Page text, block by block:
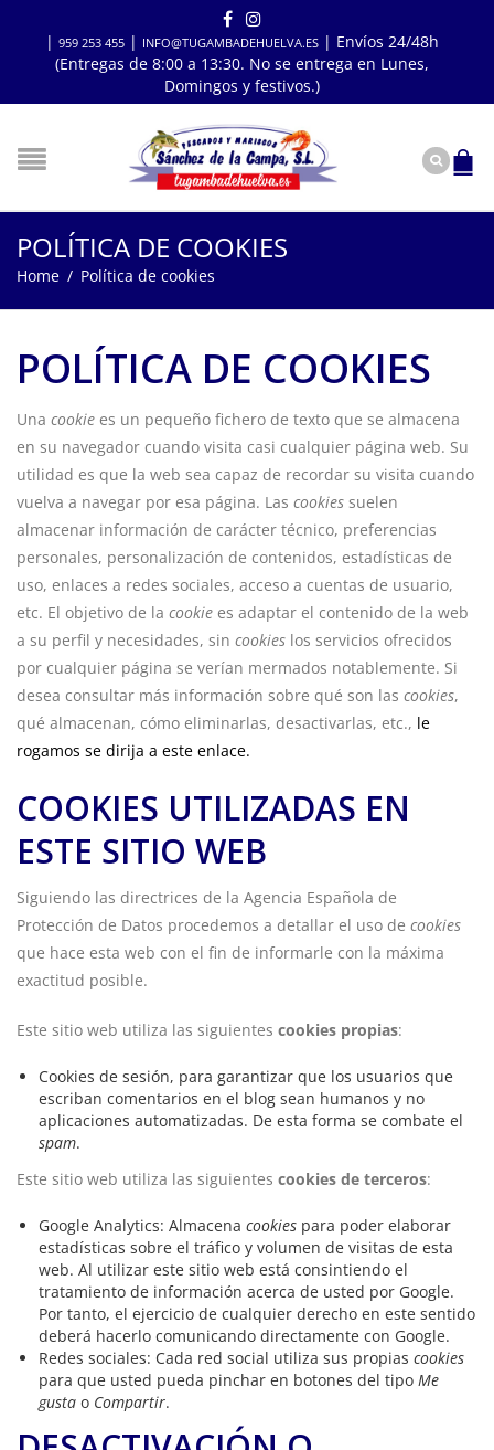
| 959 253 455| INFO@TUGAMBADEHUELVA.ES| Envíos 24/48h
(Entregas de 8:00 a 13:30. No se entrega en Lunes,
Domingos y festivos.)
POLÍTICA DE COOKIES
Home / Política de cookies
POLÍTICA DE COOKIES
Una cookie es un pequeño fichero de texto que se almacena
en su navegador cuando visita casi cualquier página web. Su
utilidad es que la web sea capaz de recordar su visita cuando
vuelva a navegar por esa página. Las cookies suelen
almacenar información de carácter técnico, preferencias
personales, personalización de contenidos, estadísticas de
uso, enlaces a redes sociales, acceso a cuentas de usuario,
etc. El objetivo de la cookie es adaptar el contenido de la web
a su perfil y necesidades, sin cookies los servicios ofrecidos
por cualquier página se verían mermados notablemente. Si
desea consultar más información sobre qué son las cookies,
qué almacenan, cómo eliminarlas, desactivarlas, etc., le
rogamos se dirija a este enlace.
COOKIES UTILIZADAS EN
ESTE SITIO WEB
Siguiendo las directrices de la Agencia Española de
Protección de Datos procedemos a detallar el uso de cookies
que hace esta web con el fin de informarle con la máxima
exactitud posible.
Este sitio web utiliza las siguientes cookies propias:
Cookies de sesión, para garantizar que los usuarios que
escriban comentarios en el blog sean humanos y no
aplicaciones automatizadas. De esta forma se combate el
spam.
Este sitio web utiliza las siguientes cookies de terceros:
Google Analytics: Almacena cookies para poder elaborar
estadísticas sobre el tráfico y volumen de visitas de esta
web. Al utilizar este sitio web está consintiendo el
tratamiento de información acerca de usted por Google.
Por tanto, el ejercicio de cualquier derecho en este sentido
deberá hacerlo comunicando directamente con Google.
Redes sociales: Cada red social utiliza sus propias cookies
para que usted pueda pinchar en botones del tipo Me
gusta o Compartir.